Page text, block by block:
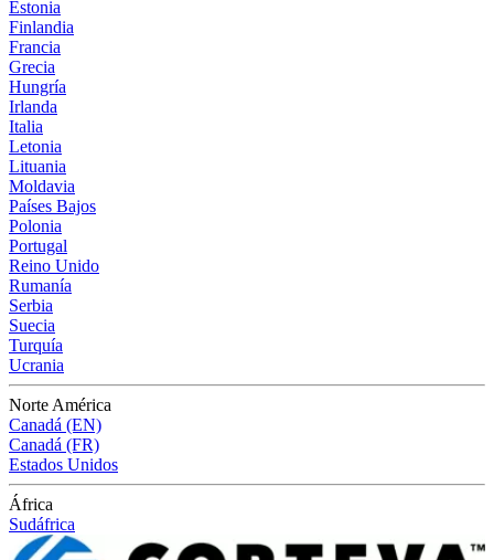
Estonia
Finlandia
Francia
Grecia
Hungría
Irlanda
Italia
Letonia
Lituania
Moldavia
Países Bajos
Polonia
Portugal
Reino Unido
Rumanía
Serbia
Suecia
Turquía
Ucrania
Norte América
Canadá (EN)
Canadá (FR)
Estados Unidos
África
Sudáfrica